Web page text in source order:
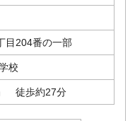
目204番の一部
校
徒歩約27分